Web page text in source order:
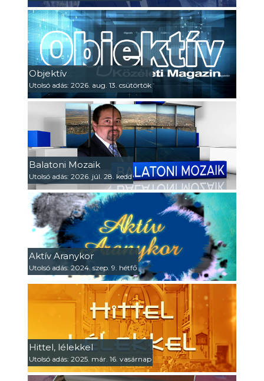
Objektív
Utolsó adás: 2026. aug. 13. csütörtök
Balatoni Mozaik
Utolsó adás: 2026. júl. 28. kedd
Aktív Aranykor
Utolsó adás: 2024. szep. 9. hétfő
Hittel, lélekkel
Utolsó adás: 2025. már. 16. vasárnap